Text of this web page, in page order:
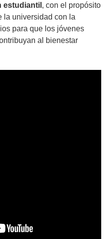
estudiantil , con el propósito
la universidad con la
para que los jóvenes
al bienestar